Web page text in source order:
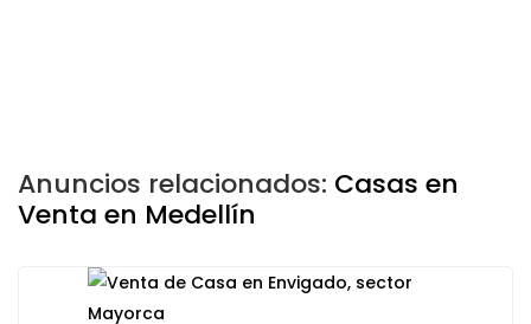
Anuncios relacionados: Casas en
Venta en Medellín